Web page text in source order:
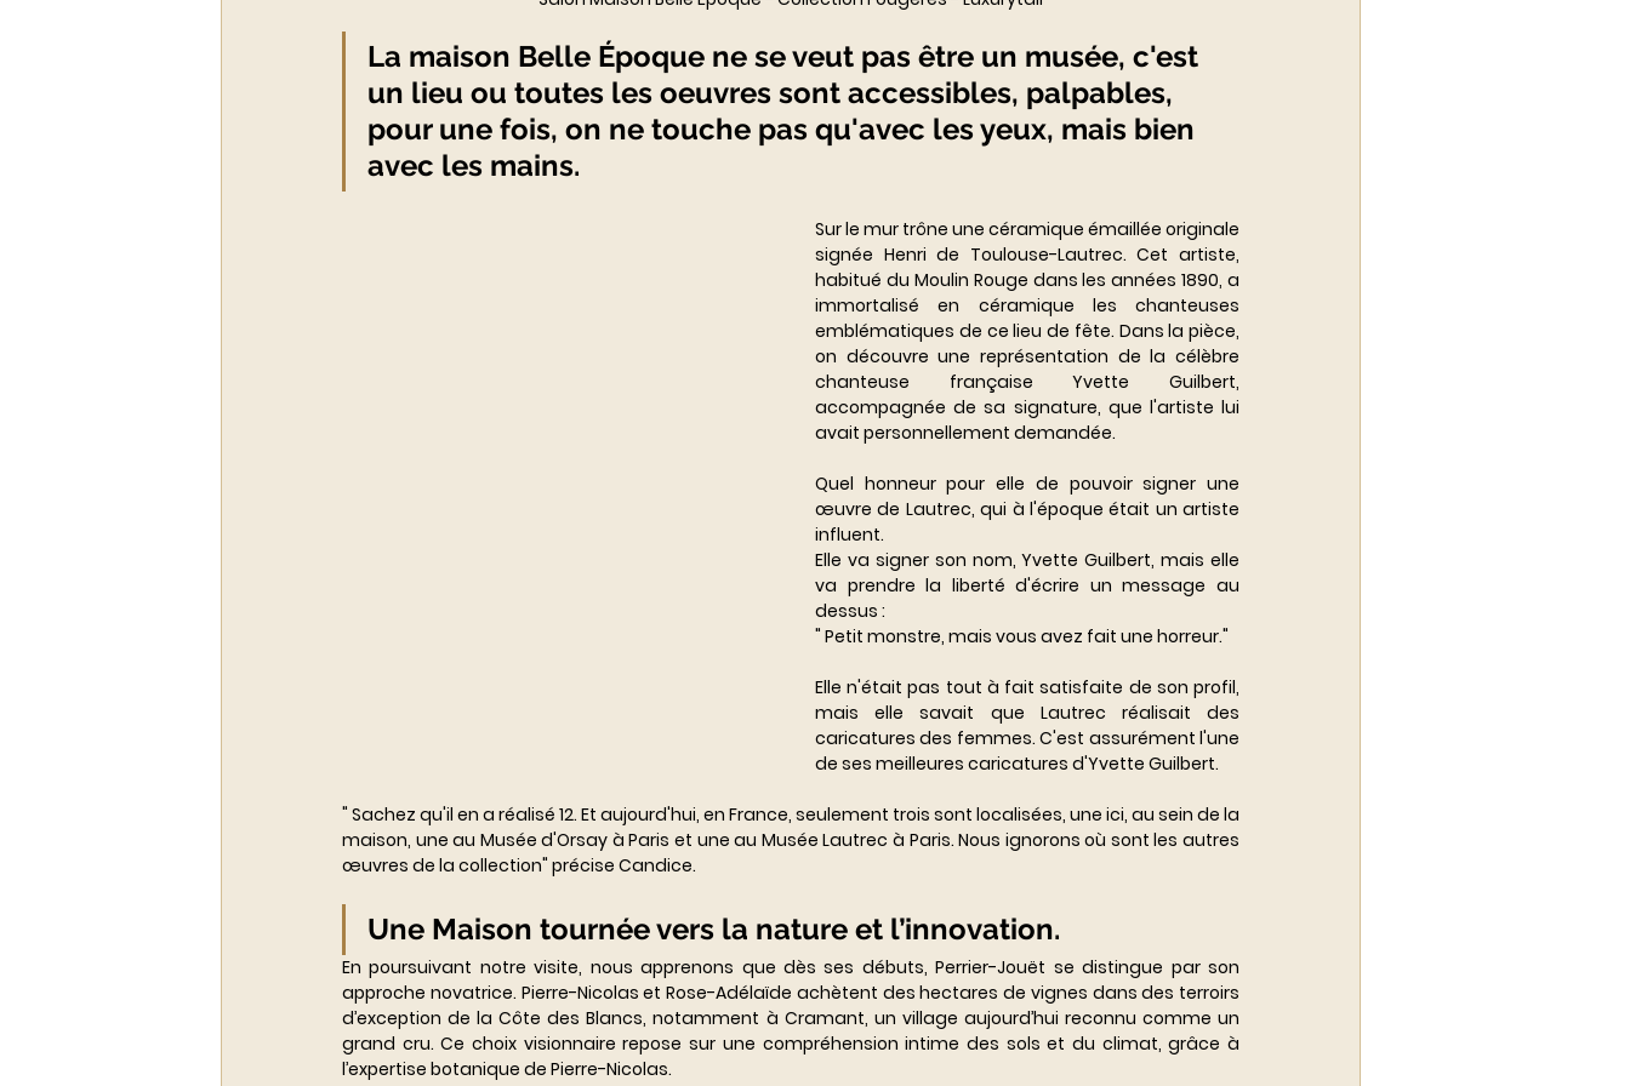
La maison Belle Époque ne se veut pas être un musée, c'est
un lieu ou toutes les oeuvres sont accessibles, palpables,
pour une fois, on ne touche pas qu'avec les yeux, mais bien
avec les mains.
Sur le mur trône une céramique émaillée originale
signée Henri de Toulouse-Lautrec. Cet artiste,
habitué du Moulin Rouge dans les années 1890, a
immortalisé en céramique les chanteuses
emblématiques de ce lieu de fête. Dans la pièce,
on découvre une représentation de la célèbre
chanteuse française Yvette Guilbert,
accompagnée de sa signature, que l'artiste lui
avait personnellement demandée.
Quel honneur pour elle de pouvoir signer une
œuvre de Lautrec, qui à l'époque était un artiste
influent.
Elle va signer son nom, Yvette Guilbert, mais elle
va prendre la liberté d'écrire un message au
dessus :
" Petit monstre, mais vous avez fait une horreur."
Elle n'était pas tout à fait satisfaite de son profil,
mais elle savait que Lautrec réalisait des
caricatures des femmes. C'est assurément l'une
de ses meilleures caricatures d'Yvette Guilbert.
" Sachez qu'il en a réalisé 12. Et aujourd'hui, en France, seulement trois sont localisées, une ici, au sein de la
maison, une au Musée d'Orsay à Paris et une au Musée Lautrec à Paris. Nous ignorons où sont les autres
œuvres de la collection" précise Candice.
Une Maison tournée vers la nature et l’innovation.
En poursuivant notre visite, nous apprenons que dès ses débuts, Perrier-Jouët se distingue par son
approche novatrice. Pierre-Nicolas et Rose-Adélaïde achètent des hectares de vignes dans des terroirs
d’exception de la Côte des Blancs, notamment à Cramant, un village aujourd’hui reconnu comme un
grand cru. Ce choix visionnaire repose sur une compréhension intime des sols et du climat, grâce à
l’expertise botanique de Pierre-Nicolas.